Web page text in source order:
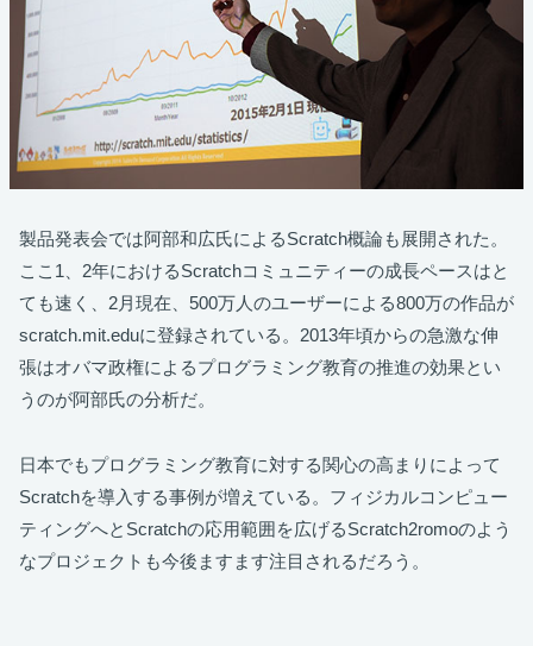
製品発表会では阿部和広氏によるScratch概論も展開された。
ここ1、2年におけるScratchコミュニティーの成長ペースはと
ても速く、2月現在、500万人のユーザーによる800万の作品が
scratch.mit.eduに登録されている。2013年頃からの急激な伸
張はオバマ政権によるプログラミング教育の推進の効果とい
うのが阿部氏の分析だ。
日本でもプログラミング教育に対する関心の高まりによって
Scratchを導入する事例が増えている。フィジカルコンピュー
ティングへとScratchの応用範囲を広げるScratch2romoのよう
なプロジェクトも今後ますます注目されるだろう。